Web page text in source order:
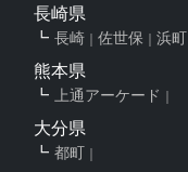
長崎県
長崎 佐世保 浜町
熊本県
上通アーケード
大分県
都町